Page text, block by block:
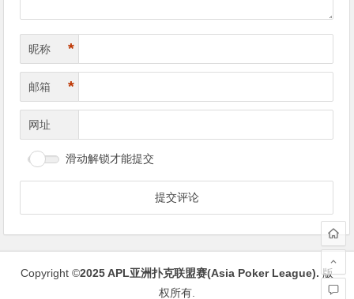
昵称 *
邮箱 *
网址
滑动解锁才能提交
Copyright ©2025APL亚洲扑克联盟赛(Asia Poker League).版
权所有.